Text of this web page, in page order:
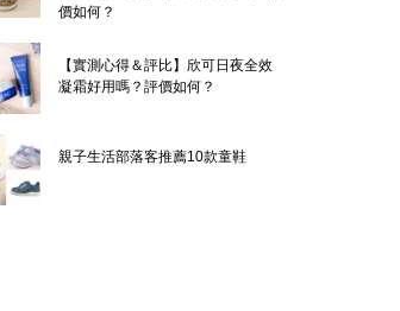
價如何？
【實測心得＆評比】欣可日夜全效
凝霜好用嗎？評價如何？
親子生活部落客推薦10款童鞋